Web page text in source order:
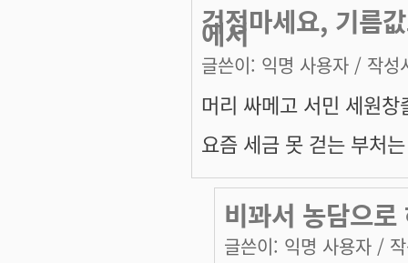
걱정마세요, 기름
에서
글쓴이: 익명 사용자 / 작성
머리 싸메고 서민 세원
요즘 세금 못 걷는 부처
비꽈서 농담으
글쓴이: 익명 사용자 /